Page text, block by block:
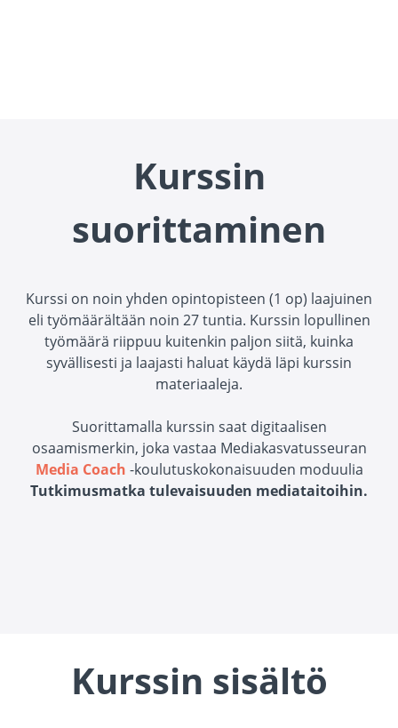
Kurssin
suorittaminen
Kurssi on noin yhden opintopisteen (1 op) laajuinen
eli työmäärältään noin 27 tuntia. Kurssin lopullinen
työmäärä riippuu kuitenkin paljon siitä, kuinka
syvällisesti ja laajasti haluat käydä läpi kurssin
materiaaleja.
Suorittamalla kurssin saat digitaalisen
osaamismerkin, joka vastaa Mediakasvatusseuran
Media Coach -koulutuskokonaisuuden moduulia
Tutkimusmatka tulevaisuuden mediataitoihin.
Kurssin sisältö